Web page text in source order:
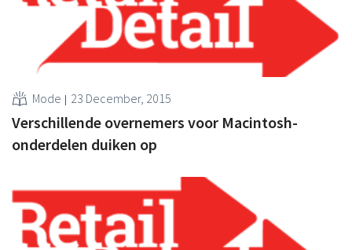
Mode 23 December, 2015
Verschillende overnemers voor Macintosh-
onderdelen duiken op